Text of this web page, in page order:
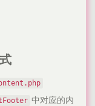
中对应的内